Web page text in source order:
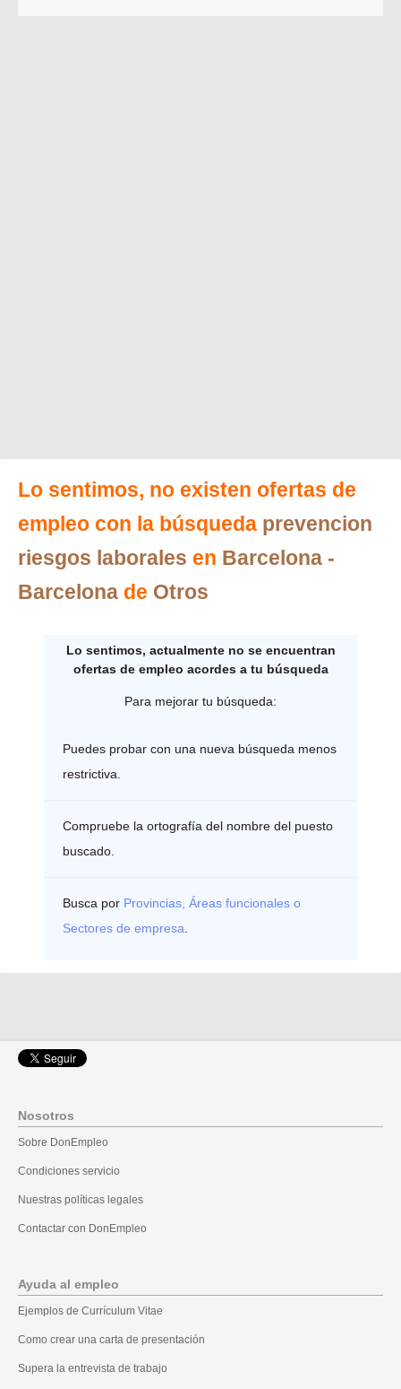
Lo sentimos, no existen ofertas de
empleo con la búsqueda prevencion
riesgos laborales en Barcelona -
Barcelona de Otros
Lo sentimos, actualmente no se encuentran
ofertas de empleo acordes a tu búsqueda
Para mejorar tu búsqueda:
Puedes probar con una nueva búsqueda menos
restrictiva.
Compruebe la ortografía del nombre del puesto
buscado.
Busca por Provincias, Áreas funcionales o
Sectores de empresa
Nosotros
Sobre DonEmpleo
Condiciones servicio
Nuestras políticas legales
Contactar con DonEmpleo
Ayuda al empleo
Ejemplos de Currículum Vitae
Como crear una carta de presentación
Supera la entrevista de trabajo